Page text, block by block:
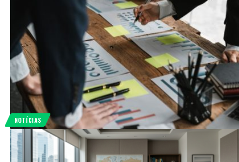
NOTÍCIAS